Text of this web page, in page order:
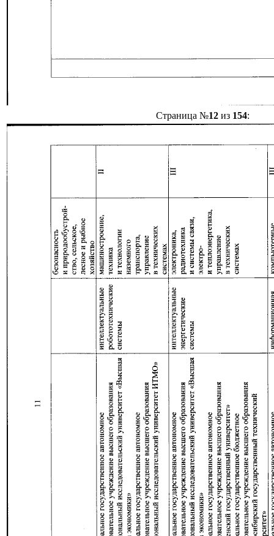
Страница №12из 154: